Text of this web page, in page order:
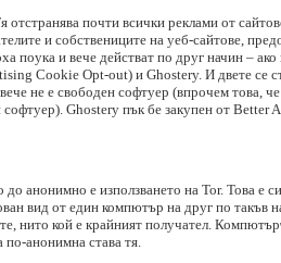
почти всички реклами от
и собствениците на уеб-сайтове,
поука и вече действат по друг начин –
Cookie Opt-out) и Ghostery. И двете се
не е свободен софтуер (впрочем това,
Ghostery пък бе закупен от
анонимно е използването на Tor. Това е
вид от един компютър на друг по такъв
нито кой е крайният получател.
по-анонимна става тя.